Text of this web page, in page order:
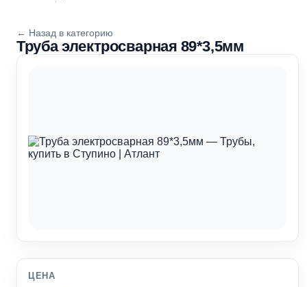
← Назад в категорию
Труба электросварная 89*3,5мм
ЦЕНА